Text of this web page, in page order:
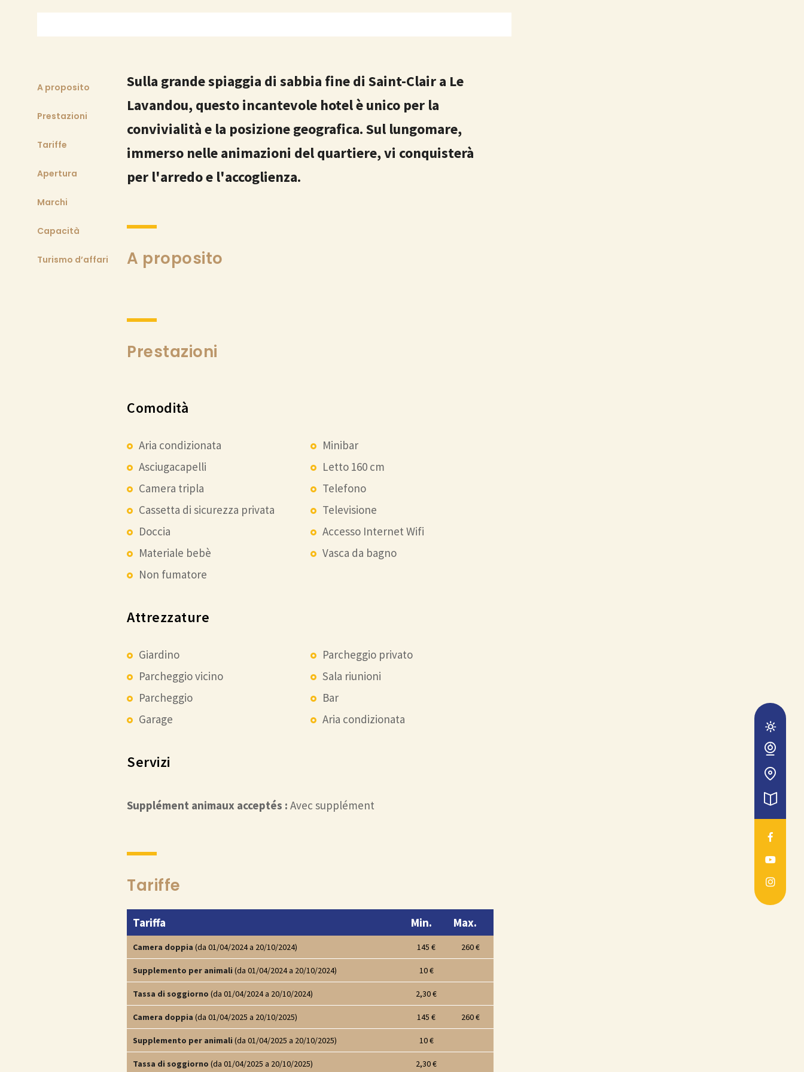
A proposito
Prestazioni
Tariffe
Apertura
Marchi
Capacità
Turismo d’affari
Sulla grande spiaggia di sabbia fine di Saint-Clair a Le
Lavandou, questo incantevole hotel è unico per la
convivialità e la posizione geografica. Sul lungomare,
immerso nelle animazioni del quartiere, vi conquisterà
per l'arredo e l'accoglienza.
A proposito
Prestazioni
Comodità
Aria condizionata
Minibar
Asciugacapelli
Letto 160 cm
Camera tripla
Telefono
Cassetta di sicurezza privata
Televisione
Doccia
Accesso Internet Wifi
Materiale bebè
Vasca da bagno
Non fumatore
Attrezzature
Giardino
Parcheggio privato
Parcheggio vicino
Sala riunioni
Parcheggio
Bar
Garage
Aria condizionata
Servizi
Supplément animaux acceptés : Avec supplément
Tariffe
Tariffa Min. Max.
Camera doppia (da 01/04/2024 a 20/10/2024) 145 € 260 €
Supplemento per animali (da 01/04/2024 a 20/10/2024) 10 €
Tassa di soggiorno (da 01/04/2024 a 20/10/2024) 2,30 €
Camera doppia (da 01/04/2025 a 20/10/2025) 145 € 260 €
Supplemento per animali (da 01/04/2025 a 20/10/2025) 10 €
Tassa di soggiorno (da 01/04/2025 a 20/10/2025) 2,30 €